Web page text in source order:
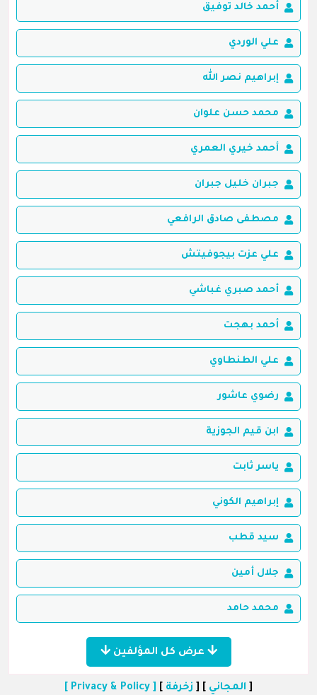
أحمد خالد توفيق
علي الوردي
إبراهيم نصر الله
محمد حسن علوان
أحمد خيري العمري
جبران خليل جبران
مصطفى صادق الرافعي
علي عزت بيجوفيتش
أحمد صبري غباشي
أحمد بهجت
علي الطنطاوي
رضوي عاشور
ابن قيم الجوزية
ياسر ثابت
إبراهيم الكوني
سيد قطب
جلال أمين
محمد حامد
عرض كل المؤلفين
[ المجاني ] [ زخرفة ]
[ Privacy & Policy ]